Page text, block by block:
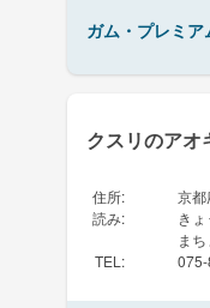
ガム・プレミ
クスリのア
住所:
京都
読み:
き
まち
TEL :